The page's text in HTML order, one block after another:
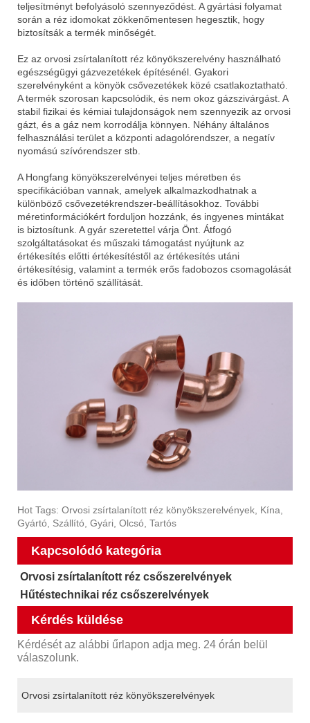
teljesítményt befolyásoló szennyeződést. A gyártási folyamat
során a réz idomokat zökkenőmentesen hegesztik, hogy
biztosítsák a termék minőségét.
Ez az orvosi zsírtalanított réz könyökszerelvény használható
egészségügyi gázvezetékek építésénél. Gyakori
szerelvényként a könyök csővezetékek közé csatlakoztatható.
A termék szorosan kapcsolódik, és nem okoz gázszivárgást. A
stabil fizikai és kémiai tulajdonságok nem szennyezik az orvosi
gázt, és a gáz nem korrodálja könnyen. Néhány általános
felhasználási terület a központi adagolórendszer, a negatív
nyomású szívórendszer stb.
A Hongfang könyökszerelvényei teljes méretben és
specifikációban vannak, amelyek alkalmazkodhatnak a
különböző csővezetékrendszer-beállításokhoz. További
méretinformációkért forduljon hozzánk, és ingyenes mintákat
is biztosítunk. A gyár szeretettel várja Önt. Átfogó
szolgáltatásokat és műszaki támogatást nyújtunk az
értékesítés előtti értékesítéstől az értékesítés utáni
értékesítésig, valamint a termék erős fadobozos csomagolását
és időben történő szállítását.
Hot Tags: Orvosi zsírtalanított réz könyökszerelvények, Kína,
Gyártó, Szállító, Gyári, Olcsó, Tartós
Kapcsolódó kategória
Orvosi zsírtalanított réz csőszerelvények
Hűtéstechnikai réz csőszerelvények
Kérdés küldése
Kérdését az alábbi űrlapon adja meg. 24 órán belül
válaszolunk.